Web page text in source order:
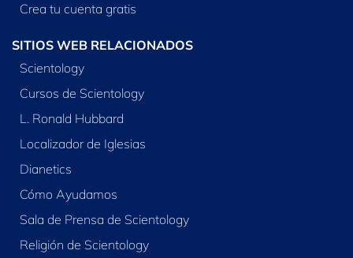
Crea tu cuenta gratis
SITIOS WEB RELACIONADOS
Scientology
Cursos de Scientology
L. Ronald Hubbard
Localizador de Iglesias
Dianetics
Cómo Ayudamos
Sala de Prensa de Scientology
Religión de Scientology